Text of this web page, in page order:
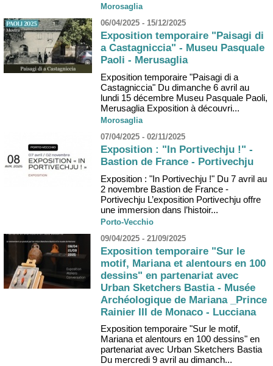
Morosaglia
06/04/2025 - 15/12/2025
Exposition temporaire "Paisagi di
a Castagniccia" - Museu Pasquale
Paoli - Merusaglia
Exposition temporaire "Paisagi di a
Castagniccia" Du dimanche 6 avril au
lundi 15 décembre Museu Pasquale Paoli,
Merusaglia Exposition à découvri...
Morosaglia
07/04/2025 - 02/11/2025
Exposition : "In Portivechju !" -
Bastion de France - Portivechju
Exposition : "In Portivechju !" Du 7 avril au
2 novembre Bastion de France -
Portivechju L’exposition Portivechju offre
une immersion dans l’histoir...
Porto-Vecchio
09/04/2025 - 21/09/2025
Exposition temporaire "Sur le
motif, Mariana et alentours en 100
dessins" en partenariat avec
Urban Sketchers Bastia - Musée
Archéologique de Mariana _Prince
Rainier III de Monaco - Lucciana
Exposition temporaire "Sur le motif,
Mariana et alentours en 100 dessins" en
partenariat avec Urban Sketchers Bastia
Du mercredi 9 avril au dimanch...